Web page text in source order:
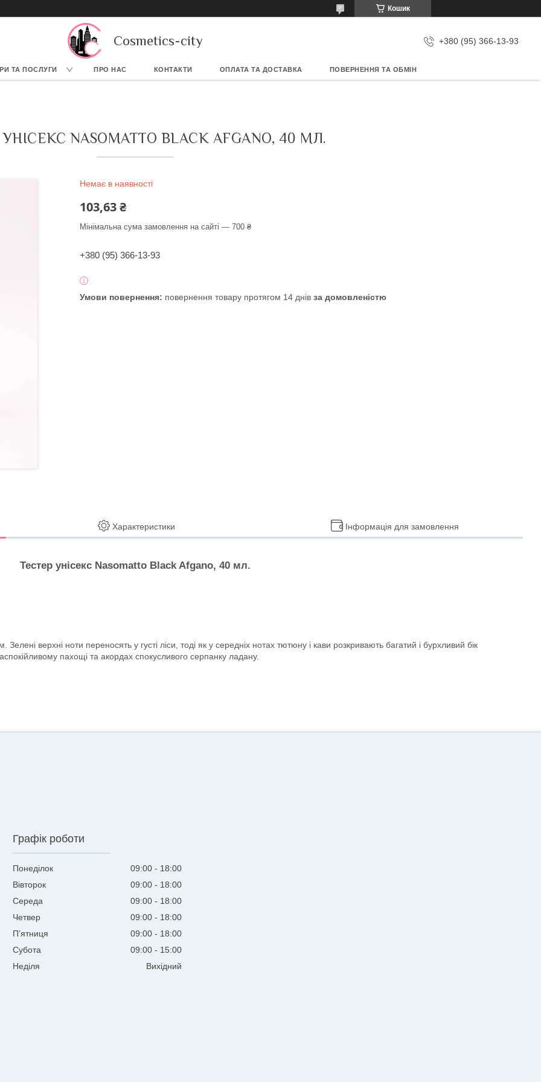
Кошик
Cosmetics-city +380 (95) 366-13-93
ТА ПОСЛУГИ ПРО НАС КОНТАКТИ ОПЛАТА ТА ДОСТАВКА ПОВЕРНЕННЯ ТА ОБМІН
NASOMATTO BLACK AFGANO, 40 МЛ.
Немає в наявності
103,63 ₴
Мінімальна сума замовлення на сайті — 700 ₴
+380 (95) 366-13-93
повернення товару протягом 14 днів за домовленістю
Характеристики Інформація для замовлення
Тестер унісекс Nasomatto Black Afgano, 40 мл.
верхні ноти переносять у густі ліси, тоді як у середніх нотах тютюну і кави розкривають багатий і бурхливий бік
пахощі та акордах спокусливого серпанку ладану.
Графік роботи
Понеділок 09:00
18:00
Вівторок
09:00
18:00
Середа
09:00
18:00
Четвер
09:00
18:00
Пʼятниця
09:00
18:00
Субота
09:00
15:00
Неділя
Вихідний